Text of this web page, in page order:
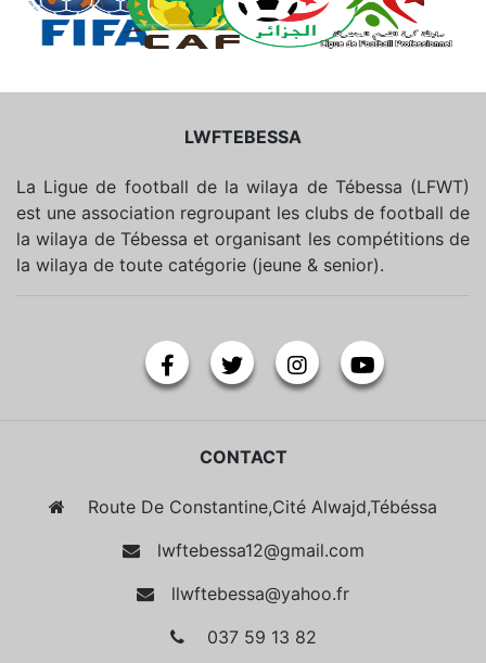
LWFTEBESSA
La Ligue de football de la wilaya de Tébessa (LFWT)
est une association regroupant les clubs de football de
la wilaya de Tébessa et organisant les compétitions de
la wilaya de toute catégorie (jeune & senior).
CONTACT
Route De Constantine,Cité Alwajd,Tébéssa
lwftebessa12@gmail.com
llwftebessa@yahoo.fr
037 59 13 82